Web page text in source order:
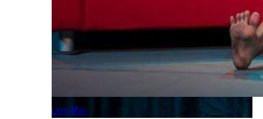
Leer Más